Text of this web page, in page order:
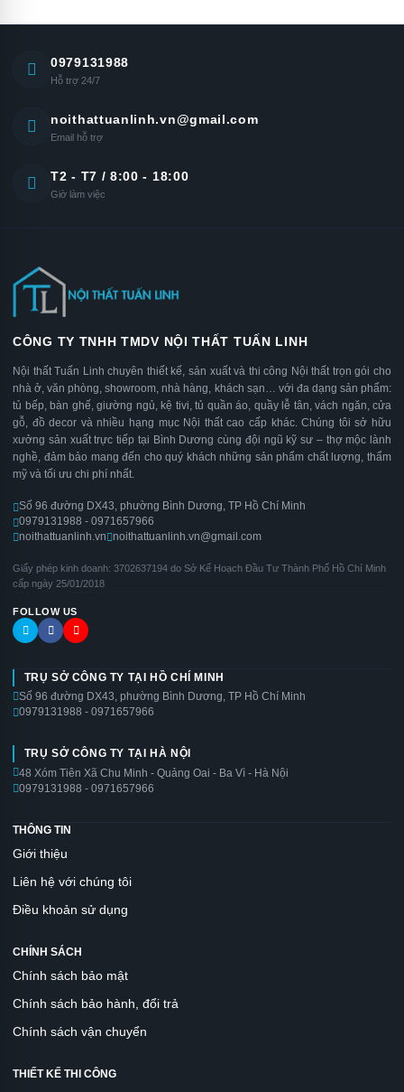
0979131988
Hỗ trợ 24/7
noithattuanlinh.vn@gmail.com
Email hỗ trợ
T2 - T7 / 8:00 - 18:00
Giờ làm việc
CÔNG TY TNHH TMDV NỘI THẤT TUẤN LINH
Nội thất Tuấn Linh chuyên thiết kế, sản xuất và thi công Nội thất trọn gói cho
nhà ở, văn phòng, showroom, nhà hàng, khách sạn… với đa dạng sản phẩm:
tủ bếp, bàn ghế, giường ngủ, kệ tivi, tủ quần áo, quầy lễ tân, vách ngăn, cửa
gỗ, đồ decor và nhiều hạng mục Nội thất cao cấp khác. Chúng tôi sở hữu
xưởng sản xuất trực tiếp tại Bình Dương cùng đội ngũ kỹ sư – thợ mộc lành
nghề, đảm bảo mang đến cho quý khách những sản phẩm chất lượng, thẩm
mỹ và tối ưu chi phí nhất.
Số 96 đường DX43, phường Bình Dương, TP Hồ Chí Minh
0979131988 - 0971657966
noithattuanlinh.vn noithattuanlinh.vn@gmail.com
Giấy phép kinh doanh: 3702637194 do Sở Kế Hoạch Đầu Tư Thành Phố Hồ Chí Minh
cấp ngày 25/01/2018
FOLLOW US
TRỤ SỞ CÔNG TY TẠI HỒ CHÍ MINH
Số 96 đường DX43, phường Bình Dương, TP Hồ Chí Minh
0979131988 - 0971657966
TRỤ SỞ CÔNG TY TẠI HÀ NỘI
48 Xóm Tiên Xã Chu Minh - Quảng Oai - Ba Vì - Hà Nội
0979131988 - 0971657966
THÔNG TIN
Giới thiệu
Liên hệ với chúng tôi
Điều khoản sử dụng
CHÍNH SÁCH
Chính sách bảo mật
Chính sách bảo hành, đổi trả
Chính sách vận chuyển
THIẾT KẾ THI CÔNG